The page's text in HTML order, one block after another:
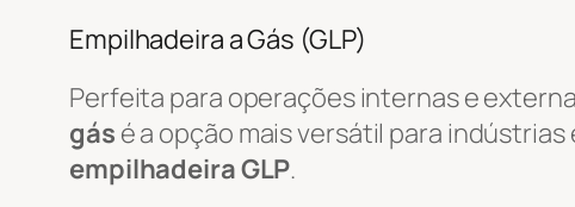
Empilhadeira a Gás (GLP)
Perfeita para operações internas e
gás é a opção mais versátil para
empilhadeira GLP.